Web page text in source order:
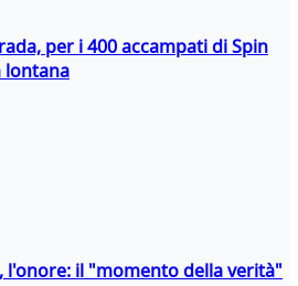
per i 400 accampati di Spin
lontana
l'onore: il "momento della verità"